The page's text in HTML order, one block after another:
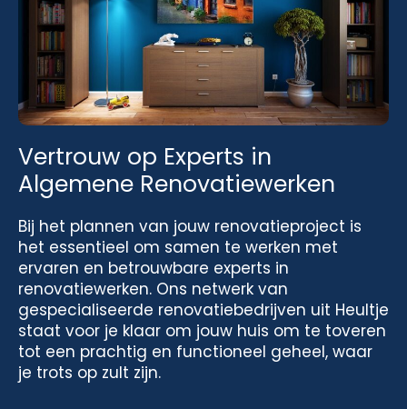
Vertrouw op Experts in
Algemene Renovatiewerken
Bij het plannen van jouw renovatieproject is
het essentieel om samen te werken met
ervaren en betrouwbare experts in
renovatiewerken. Ons netwerk van
gespecialiseerde renovatiebedrijven uit Heultje
staat voor je klaar om jouw huis om te toveren
tot een prachtig en functioneel geheel, waar
je trots op zult zijn.